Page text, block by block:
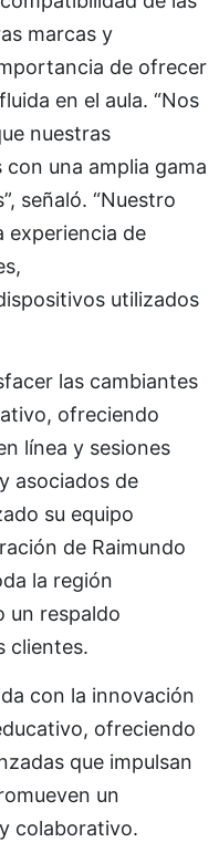
marcas y
de ofrecer
en el aula. “Nos
nuestras
una amplia gama
señaló. “Nuestro
experiencia de
utilizados
las cambiantes
ofreciendo
línea y sesiones
asociados de
su equipo
de Raimundo
la región
un respaldo
clientes.
con la innovación
ofreciendo
que impulsan
un
colaborativo.